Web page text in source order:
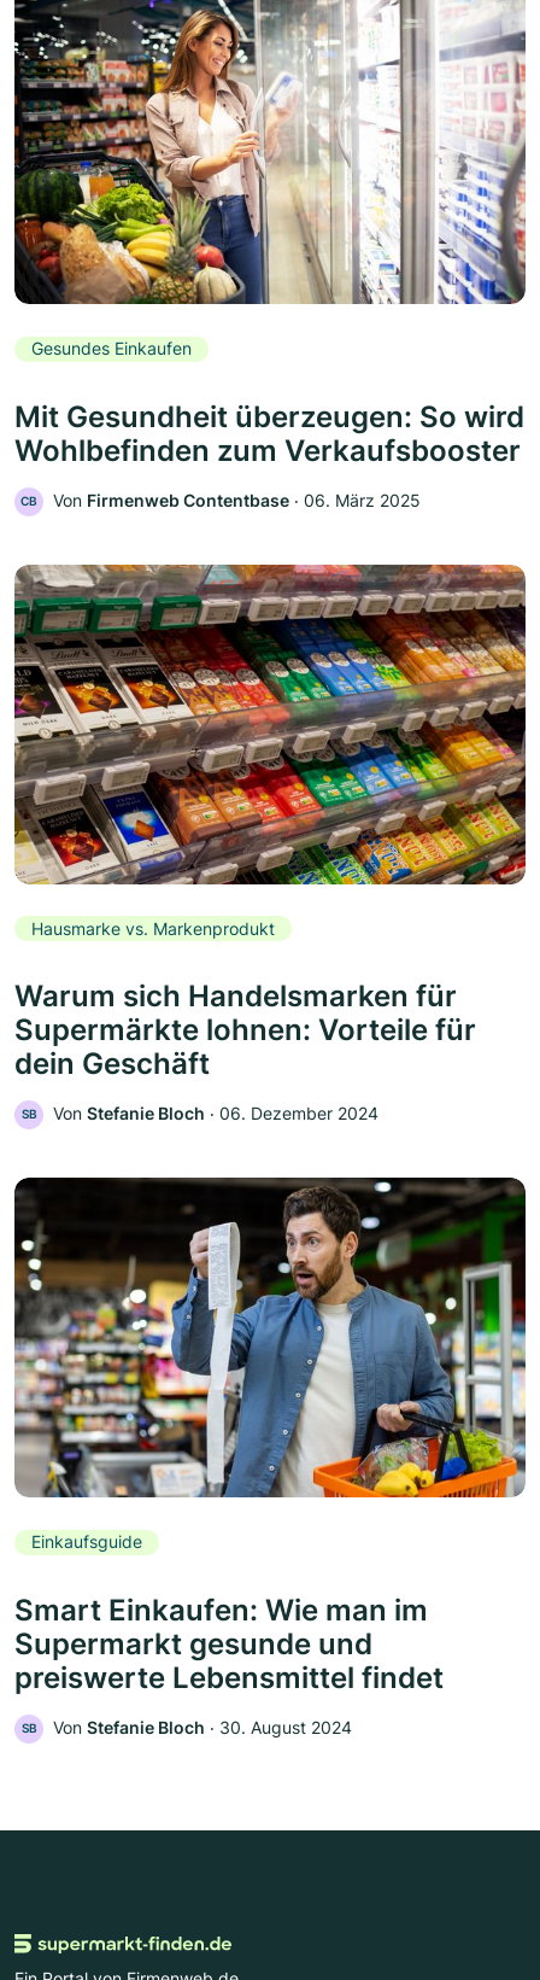
Gesundes Einkaufen
Mit Gesundheit überzeugen: So wird
Wohlbefinden zum Verkaufsbooster
CB Von Firmenweb Contentbase ‧ 06. März 2025
Hausmarke vs. Markenprodukt
Warum sich Handelsmarken für
Supermärkte lohnen: Vorteile für
dein Geschäft
SB Von Stefanie Bloch ‧ 06. Dezember 2024
Einkaufsguide
Smart Einkaufen: Wie man im
Supermarkt gesunde und
preiswerte Lebensmittel findet
SB Von Stefanie Bloch ‧ 30. August 2024